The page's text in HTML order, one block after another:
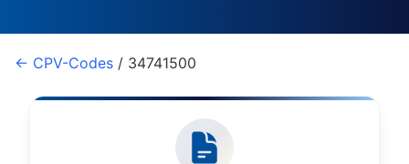
← CPV-Codes / 34741500